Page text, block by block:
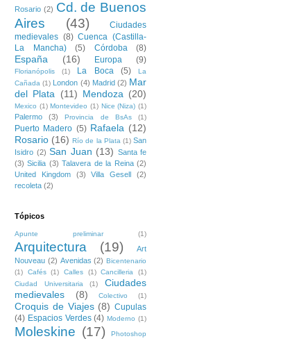
Rosario (2) Cd. de Buenos
Aires
(43)
Ciudades
medievales (8) Cuenca (Castilla-
La Mancha)
(5) Córdoba (8)
España (16) Europa (9)
Florianópolis (1) La Boca (5)
La
Cañada (1) London (4) Madrid (2) Mar
del Plata (11) Mendoza (20)
Mexico (1) Montevideo (1) Nice (Niza) (1)
Palermo (3) Provincia de BsAs (1)
Puerto Madero (5) Rafaela (12)
Rosario (16) Río de la Plata (1) San
Isidro (2) San Juan (13) Santa fe
(3) Sicilia (3) Talavera de la Reina (2)
United Kingdom
(3) Villa Gesell
(2)
recoleta (2)
Tópicos
Apunte preliminar (1)
Arquitectura (19)
Art
Nouveau (2) Avenidas (2) Bicentenario
(1)
Cafés (1) Calles (1) Cancilleria
(1)
Ciudad Universitaria
(1)
Ciudades
medievales
(8) Colectivo (1)
Croquis de Viajes (8) Cupulas
(4) Espacios Verdes (4) Moderno (1)
Moleskine (17)
Photoshop